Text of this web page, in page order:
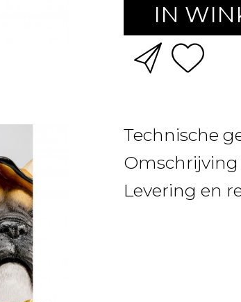
IN
Technische
Omschrijving
Levering en